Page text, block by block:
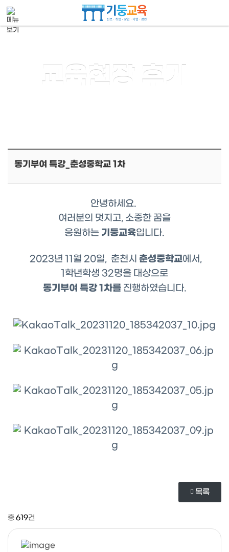
메뉴 건너뛰기
교육현장 후기
동기부여 특강_춘성중학교 1차
안녕하세요.
여러분의 멋지고, 소중한 꿈을
응원하는 기둥교육입니다.
2023년 11월 20일, 춘천시 춘성중학교에서,
1학년학생 32명을 대상으로
동기부여 특강 1차를진행하였습니다.
목록
총619건